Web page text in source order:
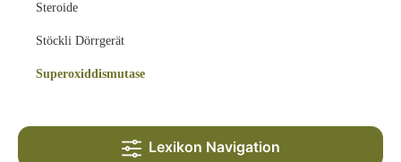
Steroide
Stöckli Dörrgerät
Superoxiddismutase
Lexikon Navigation